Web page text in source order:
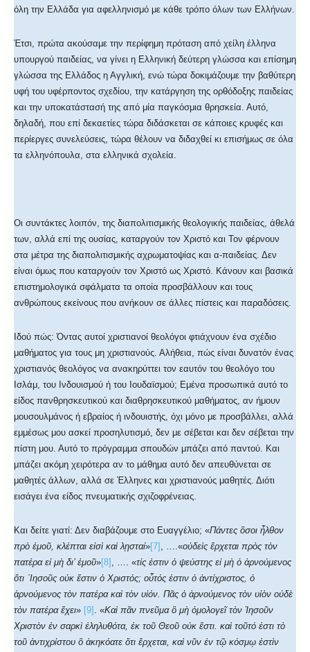
όλη την Ελλάδα για αφελληνισμό με κάθε τρόπο όλων των Ελλήνων.
Έτσι, πρώτα ακούσαμε την περίφημη πρόταση από χείλη έλληνα
υπουργού παιδείας, να γίνει η Ελληνική δεύτερη γλώσσα και επίσημη
γλώσσα της Ελλάδος η Αγγλική, ενώ τώρα δοκιμάζουμε την βαθύτερη
υφή του υφέρποντος σχεδίου, την κατάργηση της ορθόδοξης παιδείας
και την υποκατάστασή της από μία παγκόσμια θρησκεία. Αυτό,
δηλαδή, που επί δεκαετίες τώρα διδάσκεται σε κάποιες κρυφές και
περίεργες συνελεύσεις, τώρα θέλουν να διδαχθεί κι επισήμως σε όλα
τα ελληνόπουλα, στα ελληνικά σχολεία.
Οι συντάκτες λοιπόν, της διαπολιτισμικής θεολογικής παιδείας, άθελά
των, αλλά επί της ουσίας, καταργούν τον Χριστό και Τον φέρνουν
στα μέτρα της διαπολιτισμικής αχρωματοψίας και α-παιδείας. Δεν
είναι όμως που καταργούν τον Χριστό ως Χριστό. Κάνουν και βασικά
επιστημολογικά σφάλματα τα οποία προσβάλλουν και τους
ανθρώπους εκείνους που ανήκουν σε άλλες πίστεις και παραδόσεις.
Ιδού πώς: Όντας αυτοί χριστιανοί θεολόγοι φτιάχνουν ένα σχέδιο
μαθήματος για τους μη χριστιανούς. Αλήθεια, πώς είναι δυνατόν ένας
χριστιανός θεολόγος να ανακηρύττει τον εαυτόν του θεολόγο του
Ισλάμ, του Ινδουισμού ή του Ιουδαϊσμού; Εμένα προσωπικά αυτό το
είδος πανθρησκευτικού και διαθρησκευτικού μαθήματος, αν ήμουν
μουσουλμάνος ή εβραίος ή ινδουιστής, όχι μόνο με προσβάλλει, αλλά
εμμέσως μου ασκεί προσηλυτισμό, δεν με σέβεται και δεν σέβεται την
πίστη μου. Αυτό το πρόγραμμα σπουδών μπάζει από παντού. Και
μπάζει ακόμη χειρότερα αν το μάθημα αυτό δεν απευθύνεται σε
μαθητές άλλων, αλλά σε Έλληνες και χριστιανούς μαθητές. Διότι
εισάγει ένα είδος πνευματικής σχιζοφρένειας.
Και δείτε γιατί: Δεν διαβάζουμε στο Ευαγγέλιο; «Πάντες ὃσοι ἦλθον
πρὸ ἐμοῦ, κλέπται εἰσὶ καὶ λῃσταί»[7] , ….«οὐδεὶς ἔρχεται πρὸς τὸν
πατέρα εἰ μὴ δι’ ἐμοῦ»[8] , …. «τίς ἐστιν ὁ ψεύστης εἰ μὴ ὁ ἀρνούμενος
ὅτι ᾿Ιησοῦς οὐκ ἔστιν ὁ Χριστός; οὗτός ἐστιν ὁ ἀντίχριστος, ὁ
ἀρνούμενος τὸν πατέρα καὶ τὸν υἱόν. Πᾶς ὁ ἀρνούμενος τὸν υἱὸν οὐδὲ
τὸν πατέρα ἔχει» [9] . «Καὶ πᾶν πνεῦμα ὃ μὴ ὁμολογεῖ τὸν Ἰησοῦν
Χριστὸν ἐν σαρκὶ ἐληλυθότα, ἐκ τοῦ Θεοῦ οὐκ ἔστι. καὶ τοῦτό ἐστι τὸ
τοῦ ἀντιχρίστου ὃ ἀκηκόατε ὅτι ἔρχεται, καὶ νῦν ἐν τῷ κόσμῳ ἐστὶν